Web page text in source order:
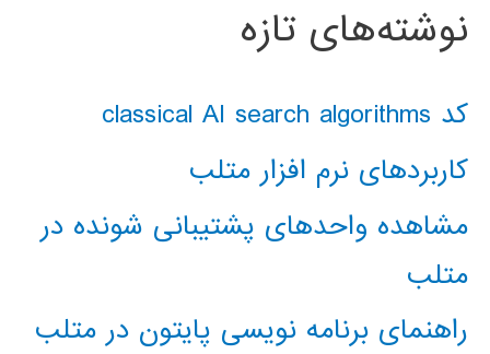
نوشته‌های تازه
کد classical AI search algorithms
کاربردهای نرم افزار متلب
مشاهده واحدهای پشتیبانی شونده در
متلب
راهنمای برنامه نویسی پایتون در متلب